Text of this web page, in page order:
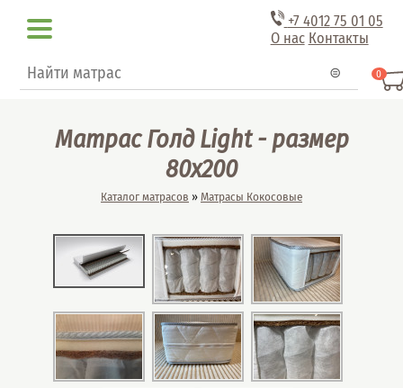
+7 401275 01 05
О нас Контакты
Форма поиска
Поиск 0
Матрас Голд Light - размер
80x200
Вы здесь
Каталог матрасов » Матрасы Кокосовые